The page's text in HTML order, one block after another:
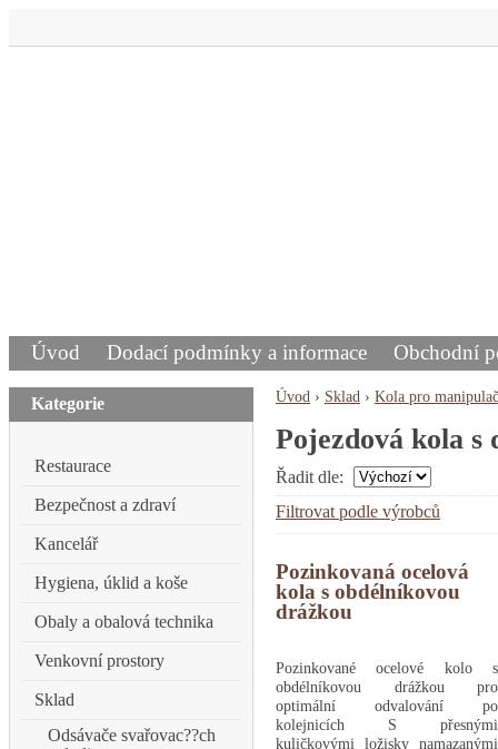
Úvod Dodací podmínky a informace Obchodní
Úvod › Sklad › Kola pro
Pojezdová kola s
Řadit dle:
Filtrovat podle výrobců
Pozinkovaná ocelová
kola s obdélníkovou
drážkou
Pozinkované ocelové kolo s
obdélníkovou drážkou pro
optimální odvalování po
kolejnicích S přesnými
kuličkovými ložisky namazanými
Kategorie
Restaurace
Bezpečnost a zdraví
Kancelář
Hygiena, úklid a koše
Obaly a obalová technika
Venkovní prostory
Sklad
Odsávače svařovac??ch